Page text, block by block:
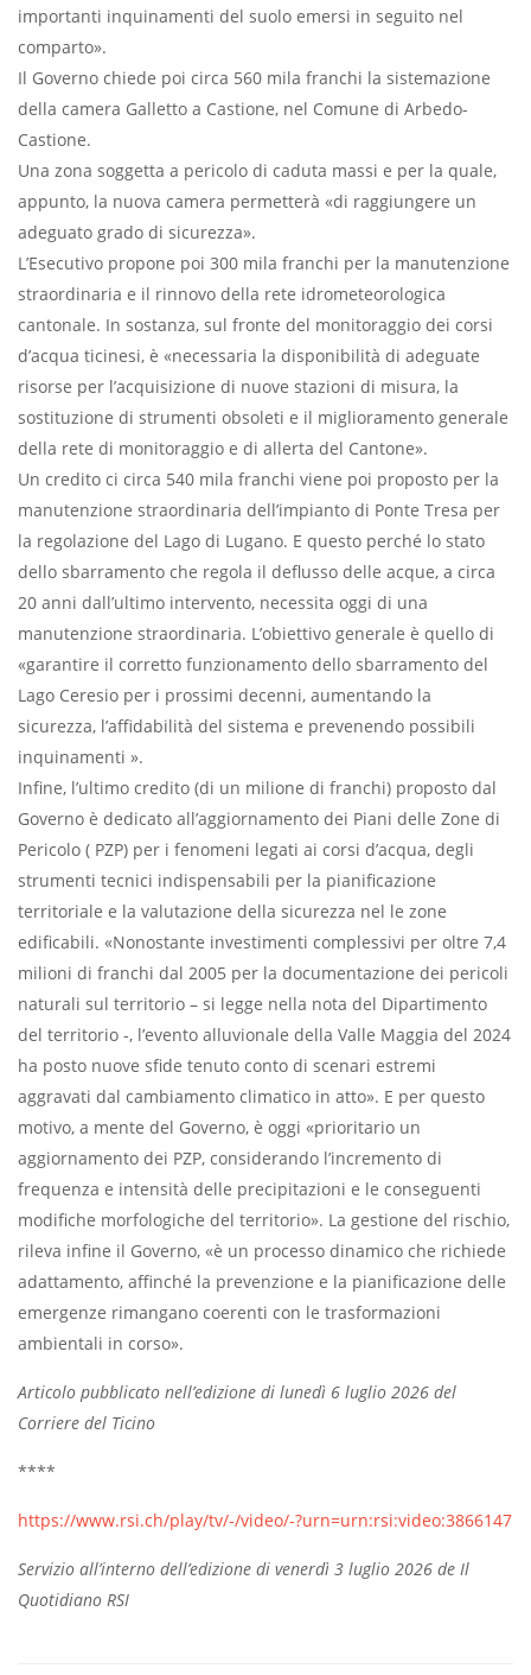
importanti inquinamenti del suolo emersi in seguito nel
comparto».
Il Governo chiede poi circa 560 mila franchi la sistemazione
della camera Galletto a Castione, nel Comune di Arbedo-
Castione.
Una zona soggetta a pericolo di caduta massi e per la quale,
appunto, la nuova camera permetterà «di raggiungere un
adeguato grado di sicurezza».
L’Esecutivo propone poi 300 mila franchi per la manutenzione
straordinaria e il rinnovo della rete idrometeorologica
cantonale. In sostanza, sul fronte del monitoraggio dei corsi
d’acqua ticinesi, è «necessaria la disponibilità di adeguate
risorse per l’acquisizione di nuove stazioni di misura, la
sostituzione di strumenti obsoleti e il miglioramento generale
della rete di monitoraggio e di allerta del Cantone».
Un credito ci circa 540 mila franchi viene poi proposto per la
manutenzione straordinaria dell’impianto di Ponte Tresa per
la regolazione del Lago di Lugano. E questo perché lo stato
dello sbarramento che regola il deflusso delle acque, a circa
20 anni dall’ultimo intervento, necessita oggi di una
manutenzione straordinaria. L’obiettivo generale è quello di
«garantire il corretto funzionamento dello sbarramento del
Lago Ceresio per i prossimi decenni, aumentando la
sicurezza, l’affidabilità del sistema e prevenendo possibili
inquinamenti ».
Infine, l’ultimo credito (di un milione di franchi) proposto dal
Governo è dedicato all’aggiornamento dei Piani delle Zone di
Pericolo ( PZP) per i fenomeni legati ai corsi d’acqua, degli
strumenti tecnici indispensabili per la pianificazione
territoriale e la valutazione della sicurezza nel le zone
edificabili. «Nonostante investimenti complessivi per oltre 7,4
milioni di franchi dal 2005 per la documentazione dei pericoli
naturali sul territorio – si legge nella nota del Dipartimento
del territorio -, l’evento alluvionale della Valle Maggia del 2024
ha posto nuove sfide tenuto conto di scenari estremi
aggravati dal cambiamento climatico in atto». E per questo
motivo, a mente del Governo, è oggi «prioritario un
aggiornamento dei PZP, considerando l’incremento di
frequenza e intensità delle precipitazioni e le conseguenti
modifiche morfologiche del territorio». La gestione del rischio,
rileva infine il Governo, «è un processo dinamico che richiede
adattamento, affinché la prevenzione e la pianificazione delle
emergenze rimangano coerenti con le trasformazioni
ambientali in corso».
Articolo pubblicato nell’edizione di lunedì 6 luglio 2026 del
Corriere del Ticino
****
https://www.rsi.ch/play/tv/-/video/-?urn=urn:rsi:video:3866147
Servizio all’interno dell’edizione di venerdì 3 luglio 2026 de Il
Quotidiano RSI